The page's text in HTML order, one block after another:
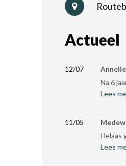
Actueel
12/07
Na 6
Lees
11/05
Helaas
Lees